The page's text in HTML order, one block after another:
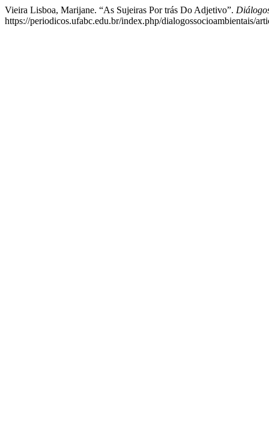
Vieira Lisboa, Marijane. “As Sujeiras Por trás Do Adjetivo”.
https://periodicos.ufabc.edu.br/index.php/dialogossocioambientais/